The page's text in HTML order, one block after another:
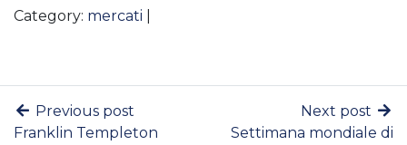
Category: mercati
Previous post
Franklin Templeton
Next post
Settimana mondiale di